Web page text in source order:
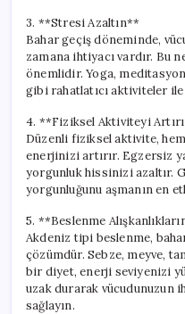
3. **Stresi Azaltın**
Bahar geçiş döneminde,
zamana ihtiyacı vardır. Bu
önemlidir. Yoga,
gibi rahatlatıcı aktiviteler
4. **Fiziksel Aktiviteyi
Düzenli fiziksel aktivite,
enerjinizi artırır. Egzersiz
yorgunluk hissinizi azaltır.
yorgunluğunu aşmanın en
5. **Beslenme
Akdeniz tipi beslenme,
çözümdür. Sebze, meyve,
bir diyet, enerji seviyenizi
uzak durarak vücudunuzun
sağlayın.